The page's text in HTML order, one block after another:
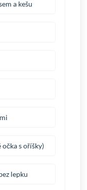
a kešu
očka s oříšky)
lepku